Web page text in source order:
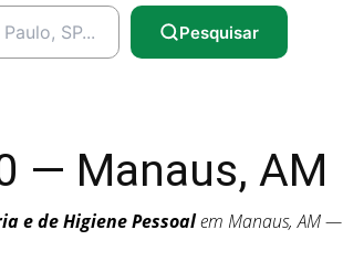
Pesquisar
— Manaus, AM
e de Higiene Pessoalem Manaus, AM —